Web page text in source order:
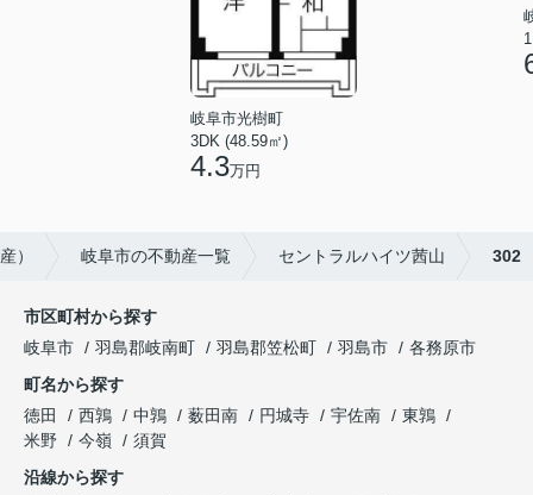
岐阜市光樹町
3DK (48.59㎡)
4.3万円
） 岐阜市の不動産一覧 セントラルハイツ茜山 302
市区町村から探す
岐阜市
羽島郡岐南町 羽島郡笠松町 羽島市
各務原市
町名から探す
徳田
西鶉 中鶉 薮田南 円城寺 宇佐南
東鶉
米野
今嶺
須賀
沿線から探す